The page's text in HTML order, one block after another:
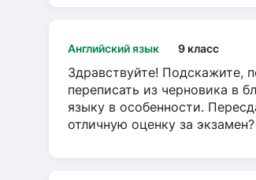
Английский язык 9 класс
Здравствуйте! Подскажите,
переписать из черновика в
языку в особенности.
отличную оценку за